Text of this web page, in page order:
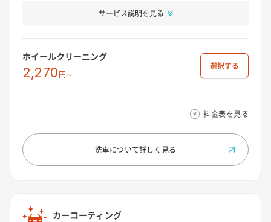
サービス説明を見る
ホイールクリーニング
2,270円～
選択
料金表を見る
洗車について詳しく見る
カーコーティング